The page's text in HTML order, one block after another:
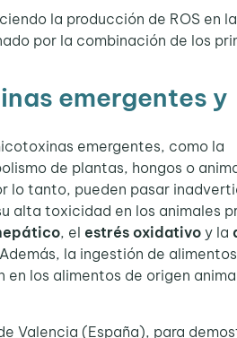
la producción de ROS en
por la combinación de los
emergentes y
emergentes, como la
de plantas, hongos o
lo tanto, pueden pasar
alta toxicidad en los animales
, el estrés oxidativo y la
la ingestión de alimentos
los alimentos de origen
Valencia (España), para